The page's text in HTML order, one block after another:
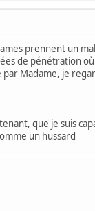
prennent un
de pénétration
Madame, je
que je suis
un hussard